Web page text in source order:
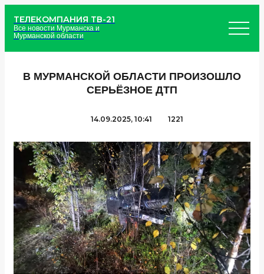
ТЕЛЕКОМПАНИЯ ТВ-21
Все новости Мурманска и
Мурманской области
В МУРМАНСКОЙ ОБЛАСТИ ПРОИЗОШЛО
СЕРЬЁЗНОЕ ДТП
14.09.2025, 10:41 1221